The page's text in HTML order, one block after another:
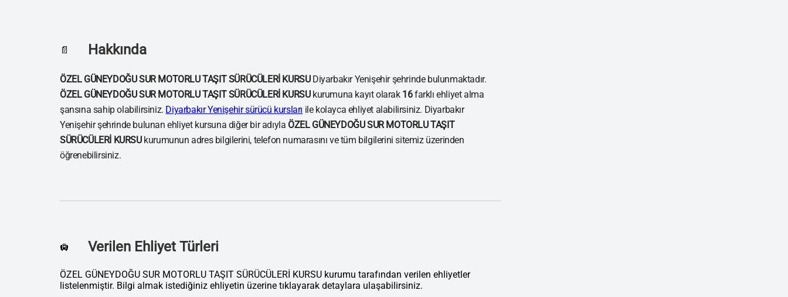
📄 Hakkında
ÖZEL GÜNEYDOĞU SUR MOTORLU TAŞIT SÜRÜCÜLERİ KURSUDiyarbakır Yenişehir şehrinde bulunmaktadır.
ÖZEL GÜNEYDOĞU SUR MOTORLU TAŞIT SÜRÜCÜLERİ KURSUkurumuna kayıt olarak 16farklı ehliyet alma
şansına sahip olabilirsiniz. Diyarbakır Yenişehir sürücü kursları ile kolayca ehliyet alabilirsiniz. Diyarbakır
Yenişehir şehrinde bulunan ehliyet kursuna diğer bir adıyla ÖZEL GÜNEYDOĞU SUR MOTORLU TAŞIT
SÜRÜCÜLERİ KURSUkurumunun adres bilgilerini, telefon numarasını ve tüm bilgilerini sitemiz üzerinden
öğrenebilirsiniz.
🛄 Verilen Ehliyet Türleri
ÖZEL GÜNEYDOĞU SUR MOTORLU TAŞIT SÜRÜCÜLERİ KURSU kurumu tarafından verilen ehliyetler
listelenmiştir. Bilgi almak istediğiniz ehliyetin üzerine tıklayarak detaylara ulaşabilirsiniz.